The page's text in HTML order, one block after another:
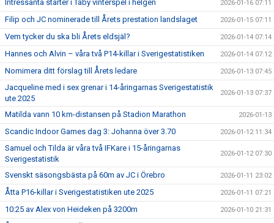
Intressanta starter i Täby vinterspel i helgen 2026-01-16 07:11
Filip och JC nominerade till Årets prestation landslaget 2026-01-15 07:11
Vem tycker du ska bli Årets eldsjäl? 2026-01-14 07:14
Hannes och Alvin – våra två P14-killar i Sverigestatistiken 2026-01-14 07:12
Nomimera ditt förslag till Årets ledare 2026-01-13 07:45
Jacqueline med i sex grenar i 14-åringarnas Sverigestatistik
ute 2025
2026-01-13 07:37
Matilda vann 10 km-distansen på Stadion Marathon 2026-01-13
Scandic Indoor Games dag 3: Johanna över 3.70 2026-01-12 11:34
Samuel och Tilda är våra två IFKare i 15-åringarnas
Sverigestatistik
2026-01-12 07:30
Svenskt säsongsbästa på 60m av JC i Örebro 2026-01-11 23:02
Åtta P16-killar i Sverigestatistiken ute 2025 2026-01-11 07:21
10:25 av Alex von Heideken på 3200m 2026-01-10 21:31